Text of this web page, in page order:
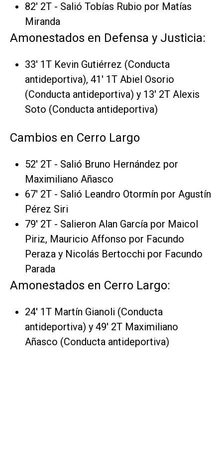
82' 2T - Salió Tobías Rubio por Matías
Miranda
Amonestados en Defensa y Justicia:
33' 1T Kevin Gutiérrez (Conducta
antideportiva), 41' 1T Abiel Osorio
(Conducta antideportiva) y 13' 2T Alexis
Soto (Conducta antideportiva)
Cambios en Cerro Largo
52' 2T - Salió Bruno Hernández por
Maximiliano Añasco
67' 2T - Salió Leandro Otormín por Agustín
Pérez Siri
79' 2T - Salieron Alan García por Maicol
Piriz, Mauricio Affonso por Facundo
Peraza y Nicolás Bertocchi por Facundo
Parada
Amonestados en Cerro Largo:
24' 1T Martín Gianoli (Conducta
antideportiva) y 49' 2T Maximiliano
Añasco (Conducta antideportiva)